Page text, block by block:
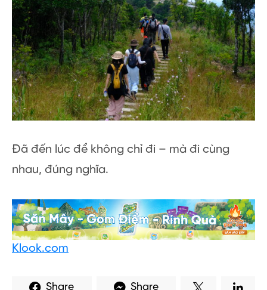
Đã đến lúc để không chỉ đi – mà đi cùng
nhau, đúng nghĩa.
Klook.com
Share Share